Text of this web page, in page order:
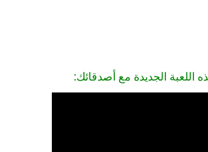
اللعبة الجديدة مع أصدقائك: